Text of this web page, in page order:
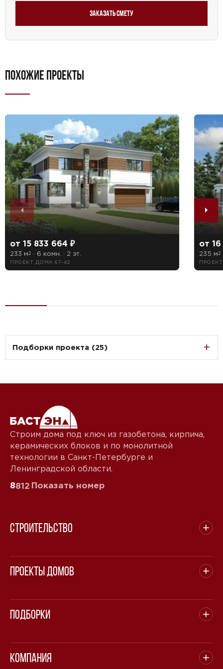
Заказать смету
ПОХОЖИЕ ПРОЕКТЫ
от 15 833 664 ₽
233 м 2 · 6 комн. · 2 эт.
ПРОЕКТ ДОМА 67-42
от
235 м 2
Подборки проекта (25)
Строим дома под ключ из газобетона, кирпича,
керамических блоков и по монолитной
технологии в Санкт-Петербурге и
Ленинградской области.
8812 Показать номер
Строительство
Проекты домов
Подборки
Компания